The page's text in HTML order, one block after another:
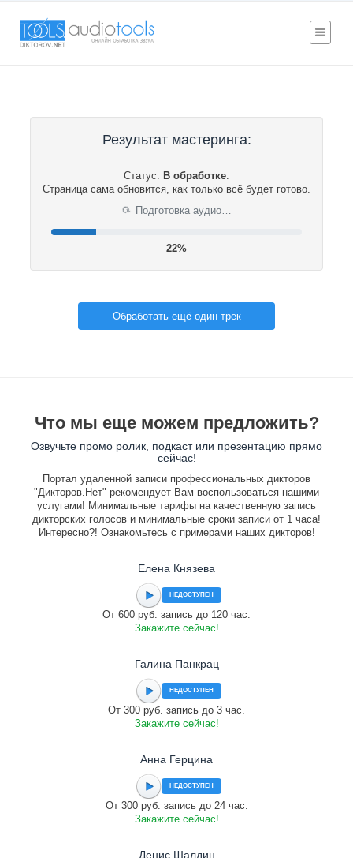
Результат мастеринга:
Статус: В обработке.
Страница сама обновится, как только всё будет готово.
⟳ Подготовка аудио…
22%
Обработать ещё один трек
Что мы еще можем предложить?
Озвучьте промо ролик, подкаст или презентацию прямо
сейчас!
Портал удаленной записи профессиональных дикторов
"Дикторов.Нет" рекомендует Вам воспользоваться нашими
услугами! Минимальные тарифы на качественную запись
дикторских голосов и минимальные сроки записи от 1 часа!
Интересно?! Ознакомьтесь с примерами наших дикторов!
Елена Князева
НЕДОСТУПЕН
От 600 руб. запись до 120 час.
Закажите сейчас!
Галина Панкрац
НЕДОСТУПЕН
От 300 руб. запись до 3 час.
Закажите сейчас!
Анна Герцина
НЕДОСТУПЕН
От 300 руб. запись до 24 час.
Закажите сейчас!
Денис Шалдин